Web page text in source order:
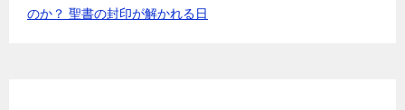
のか？ 聖書の封印が解かれる日